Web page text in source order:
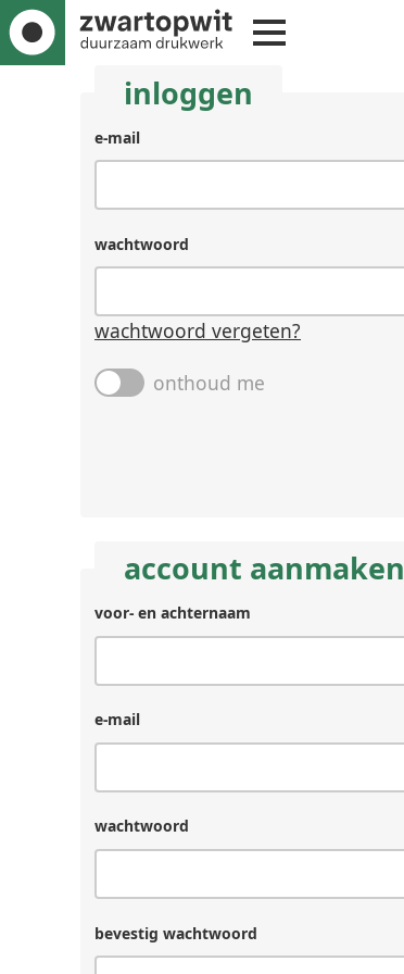
inloggen
e-mail
wachtwoord
wachtwoord vergeten?
onthoud me
account aanmaken
voor- en achternaam
e-mail
wachtwoord
bevestig wachtwoord
achternaam
(laat
als
een
mens